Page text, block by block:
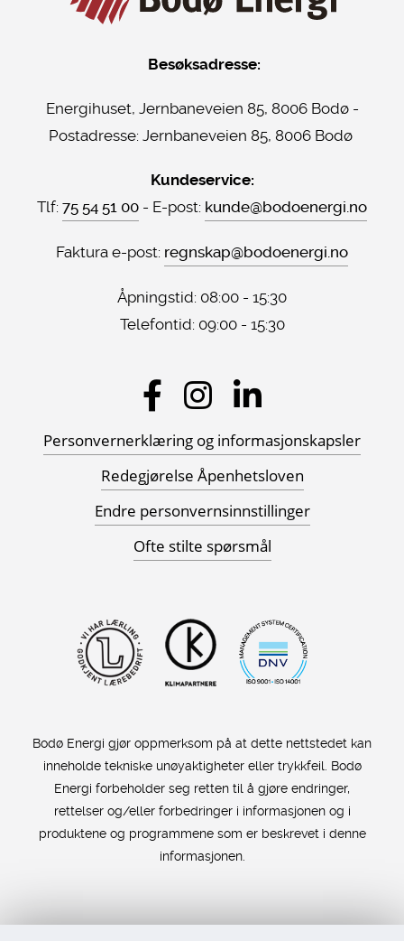
Besøksadresse:
Energihuset, Jernbaneveien 85, 8006 Bodø -
Postadresse: Jernbaneveien 85, 8006 Bodø
Kundeservice:
Tlf: 75 54 51 00 - E-post: kunde@bodoenergi.no
Faktura e-post: regnskap@bodoenergi.no
Åpningstid: 08:00 - 15:30
Telefontid: 09:00 - 15:30
Personvernerklæring og informasjonskapsler
Redegjørelse Åpenhetsloven
Endre personvernsinnstillinger
Ofte stilte spørsmål
Bodø Energi gjør oppmerksom på at dette nettstedet kan
inneholde tekniske unøyaktigheter eller trykkfeil. Bodø
Energi forbeholder seg retten til å gjøre endringer,
rettelser og/eller forbedringer i informasjonen og i
produktene og programmene som er beskrevet i denne
informasjonen.